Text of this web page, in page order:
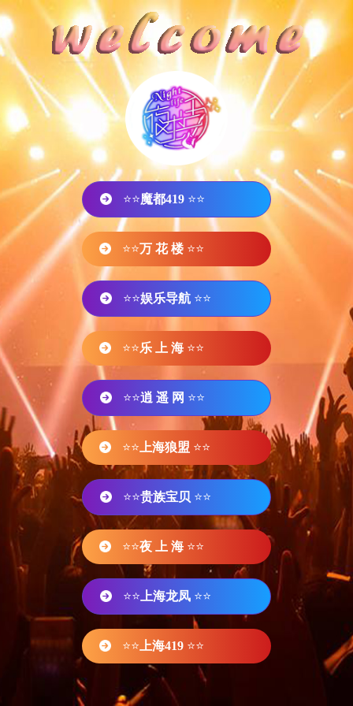
⭐⭐魔都419 ⭐⭐
⭐⭐万 花 楼 ⭐⭐
⭐⭐娱乐导航 ⭐⭐
⭐⭐乐 上 海 ⭐⭐
⭐⭐逍 遥 网 ⭐⭐
⭐⭐ 上海狼盟 ⭐⭐
⭐⭐贵族宝贝 ⭐⭐
⭐⭐夜 上 海 ⭐⭐
⭐⭐ 上海龙凤 ⭐⭐
⭐⭐ 上海419 ⭐⭐